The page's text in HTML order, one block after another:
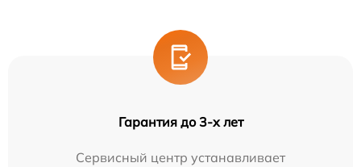
Гарантия до 3-х лет
Сервисный центр устанавливает